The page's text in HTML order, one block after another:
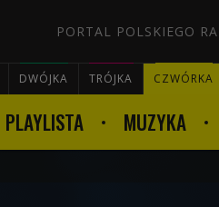
PORTAL POLSKIEGO
DWÓJKA TRÓJKA CZWÓRKA
PLAYLISTA MUZYKA